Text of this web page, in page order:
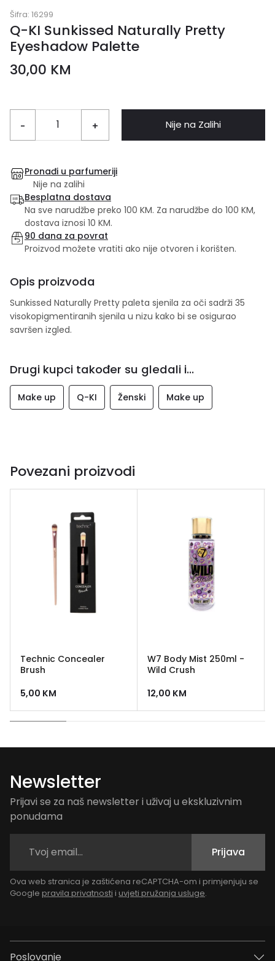
Šifra: 16299
Q-KI Sunkissed Naturally Pretty
Eyeshadow Palette
30,00 KM
- + Nije na Zalihi
Pronađi u parfumeriji
Nije na zalihi
Besplatna dostava
Na sve narudžbe preko 100 KM. Za narudžbe do 100 KM,
dostava iznosi 10 KM.
90 dana za povrat
Proizvod možete vratiti ako nije otvoren i korišten.
Opis proizvoda
Sunkissed Naturally Pretty paleta sjenila za oči sadrži 35
visokopigmentiranih sjenila u nizu kako bi se osigurao
savršen izgled.
Drugi kupci također su gledali i...
Make up Q-KI Ženski Make up
Povezani proizvodi
Technic Concealer
Brush
5,00 KM
W7 Body Mist 250ml -
Wild Crush
12,00 KM
Newsletter
Prijavi se za naš newsletter i uživaj u ekskluzivnim
ponudama
Prijava
Ova web stranica je zaštićena reCAPTCHA-om i primjenjuju se
Google pravila privatnosti i uvjeti pružanja usluge.
Poslovanje